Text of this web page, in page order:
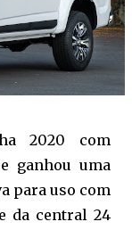
2020 com
ganhou uma
para uso com
da central 24